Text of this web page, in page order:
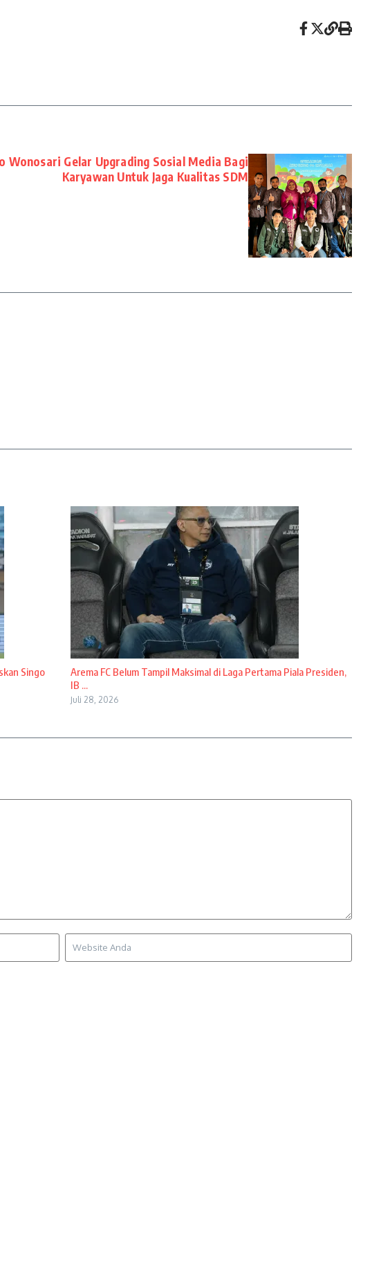
Wonosari Gelar Upgrading Sosial Media Bagi
Karyawan Untuk Jaga Kualitas SDM
Singo
Arema FC Belum Tampil Maksimal di Laga Pertama Piala Presiden,
IB ...
Juli 28, 2026